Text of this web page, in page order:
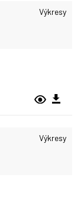
Výkresy
Výkresy